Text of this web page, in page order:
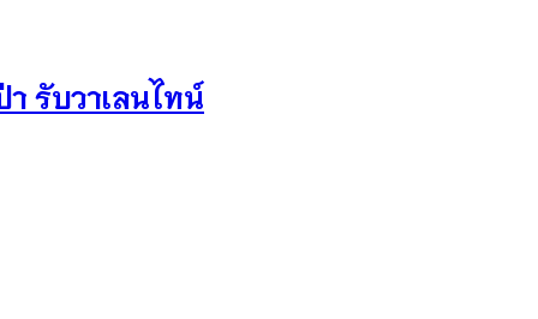
รับวาเลนไทน์